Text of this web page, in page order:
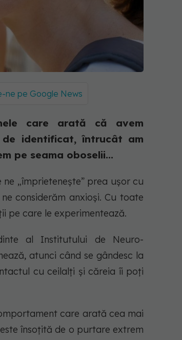
ne pe Google News
care arată că avem
identificat, întrucât am
pe seama oboselii...
„împrietenește” prea ușor cu
considerăm anxioși. Cu toate
pe care le experimentează.
al Institutului de Neuro-
atunci când se gândesc la
cu ceilalți și căreia îi poți
care arată cea mai
însoțită de o purtare extrem